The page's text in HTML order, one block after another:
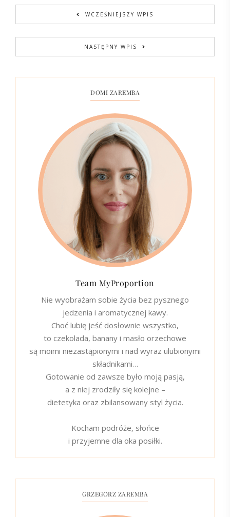
WCZEŚNIEJSZY WPIS
NASTĘPNY WPIS
DOMI ZAREMBA
Team MyProportion
Nie wyobrażam sobie życia bez pysznego
jedzenia i aromatycznej kawy.
Choć lubię jeść dosłownie wszystko,
to czekolada, banany i masło orzechowe
są moimi niezastąpionymi i nad wyraz ulubionymi
składnikami…
Gotowanie od zawsze było moją pasją,
a z niej zrodziły się kolejne –
dietetyka oraz zbilansowany styl życia.
Kocham podróże, słońce
i przyjemne dla oka posiłki.
GRZEGORZ ZAREMBA